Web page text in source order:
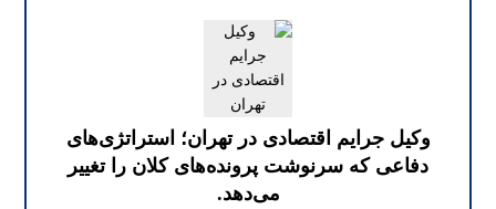
وکیل جرایم اقتصادی در تهران؛ استراتژی‌های
دفاعی که سرنوشت پرونده‌های کلان را تغییر
می‌دهد.